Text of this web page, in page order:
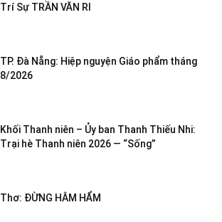
Trí Sự TRẦN VĂN RI
TP. Đà Nẵng: Hiệp nguyện Giáo phẩm tháng
8/2026
Khối Thanh niên – Ủy ban Thanh Thiếu Nhi:
Trại hè Thanh niên 2026 — “Sống”
Thơ: ĐỪNG HÂM HẨM